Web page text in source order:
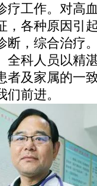
疗工作。对高
，各种原因引
断，综合治疗
全科人员以精
者及家属的一
前进。